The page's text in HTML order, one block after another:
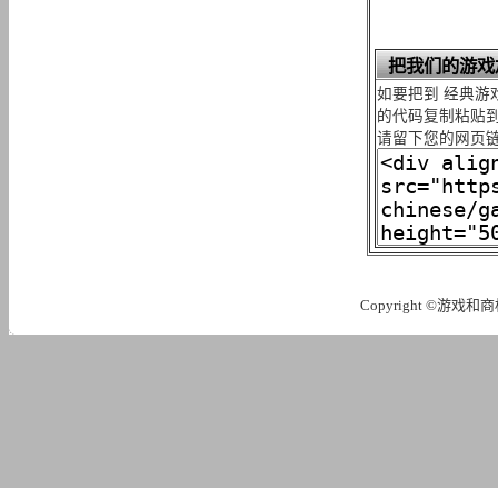
把我们的游
如要把到 经典游
的代码复制粘贴
请留下您的网页
Copyright ©游戏和